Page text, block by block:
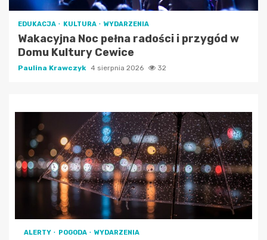
EDUKACJA KULTURA WYDARZENIA
Wakacyjna Noc pełna radości i przygód w
Domu Kultury Cewice
Paulina Krawczyk 4 sierpnia 2026 32
ALERTY POGODA WYDARZENIA